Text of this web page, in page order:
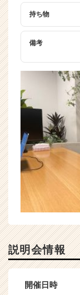
持ち物
備考
説明会情報
開催日時